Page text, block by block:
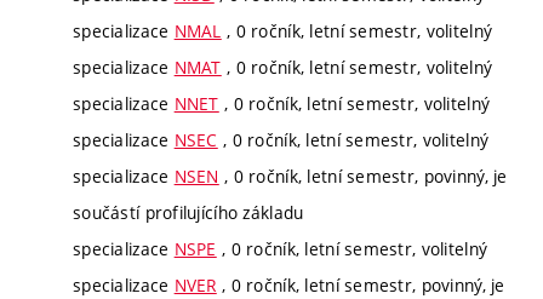
specializace NMAL , 0 ročník, letní semestr, volitelný
specializace NMAT , 0 ročník, letní semestr, volitelný
specializace NNET , 0 ročník, letní semestr, volitelný
specializace NSEC , 0 ročník, letní semestr, volitelný
specializace NSEN , 0 ročník, letní semestr, povinný, je
součástí profilujícího základu
specializace NSPE , 0 ročník, letní semestr, volitelný
specializace NVER , 0 ročník, letní semestr, povinný, je